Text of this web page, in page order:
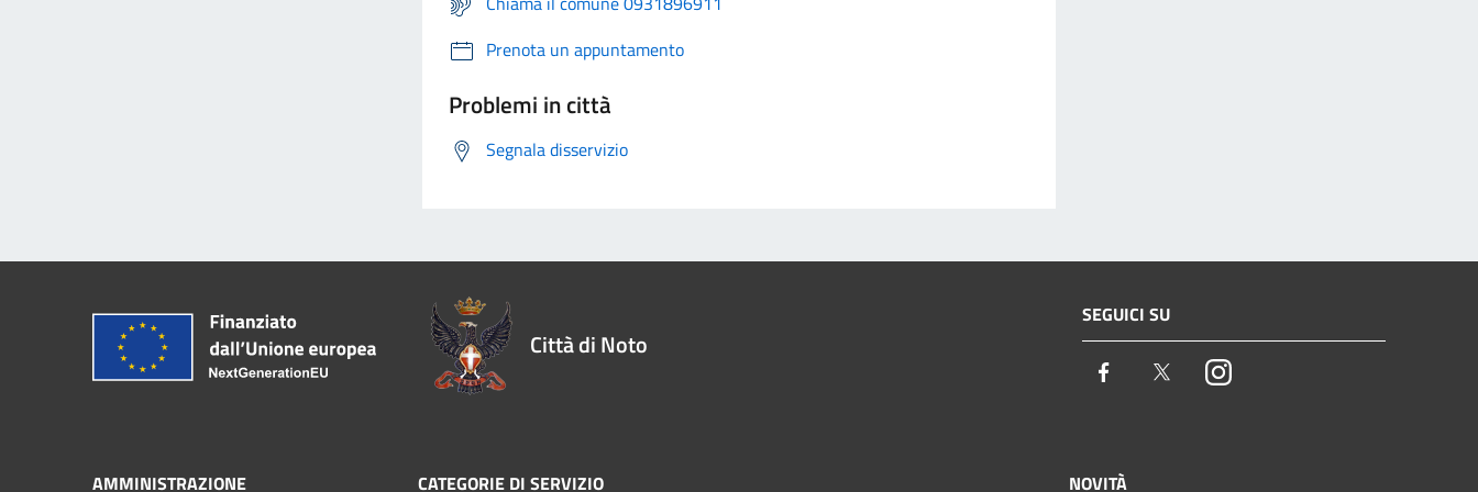
Prenota un appuntamento
Problemi in città
Segnala disservizio
Città di Noto
SEGUICI SU
Facebook TwitterInstagram
AMMINISTRAZIONE CATEGORIE DI SERVIZIO NOVITÀ